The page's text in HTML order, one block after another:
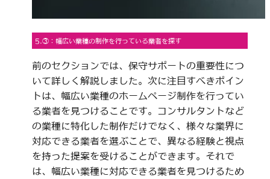
5.③：幅広い業種の制作を行っている業者を探す
前のセクションでは、保守サポートの重要性につ
いて詳しく解説しました。次に注目すべきポイン
トは、幅広い業種のホームページ制作を行ってい
る業者を見つけることです。コンサルタントなど
の業種に特化した制作だけでなく、様々な業界に
対応できる業者を選ぶことで、異なる経験と視点
を持った提案を受けることができます。それで
は、幅広い業種に対応できる業者を見つけるため